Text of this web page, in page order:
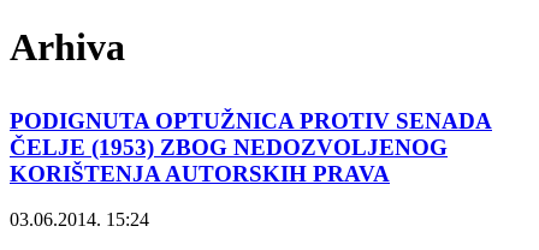
Arhiva
PODIGNUTA OPTUŽNICA PROTIV SENADA
ČELJE (1953) ZBOG NEDOZVOLJENOG
KORIŠTENJA AUTORSKIH PRAVA
03.06.2014. 15:24